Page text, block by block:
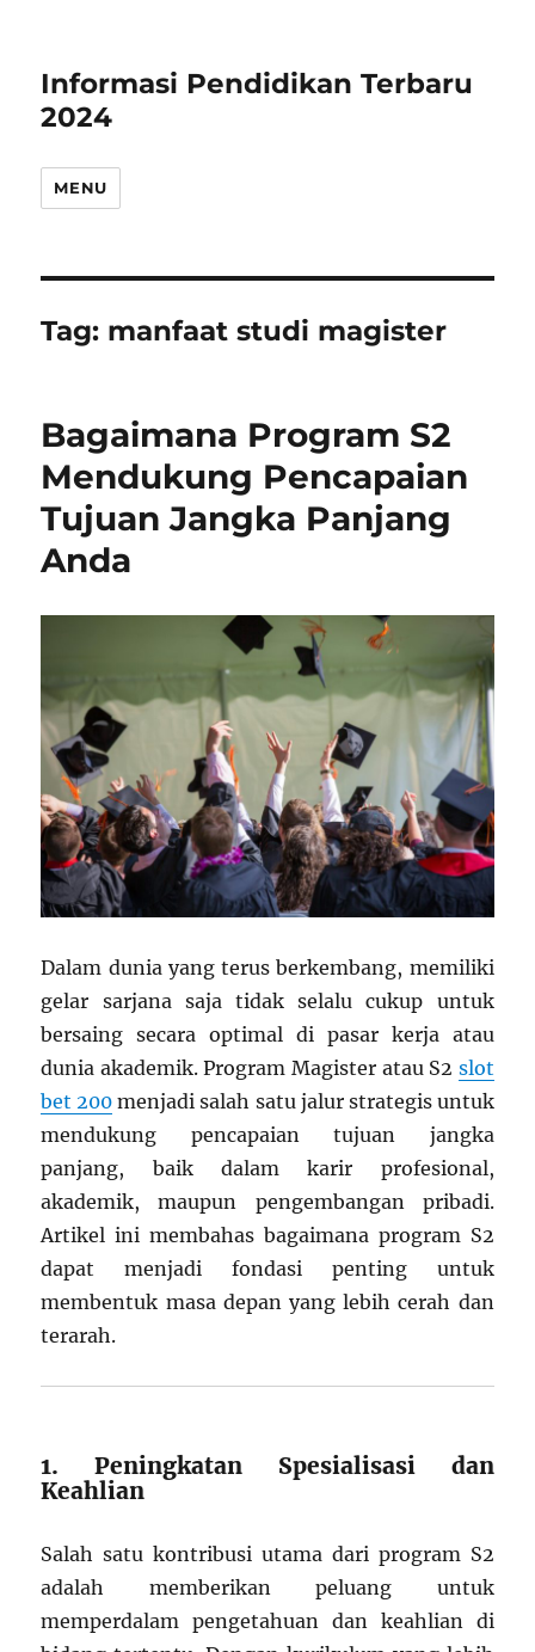
Informasi Pendidikan Terbaru
2024
MENU
Tag: manfaat studi magister
Bagaimana Program S2
Mendukung Pencapaian
Tujuan Jangka Panjang
Anda
Dalam dunia yang terus berkembang, memiliki
gelar sarjana saja tidak selalu cukup untuk
bersaing secara optimal di pasar kerja atau
dunia akademik. Program Magister atau S2 slot
bet 200 menjadi salah satu jalur strategis untuk
mendukung pencapaian tujuan jangka
panjang, baik dalam karir profesional,
akademik, maupun pengembangan pribadi.
Artikel ini membahas bagaimana program S2
dapat menjadi fondasi penting untuk
membentuk masa depan yang lebih cerah dan
terarah.
1. Peningkatan Spesialisasi dan
Keahlian
Salah satu kontribusi utama dari program S2
adalah memberikan peluang untuk
memperdalam pengetahuan dan keahlian di